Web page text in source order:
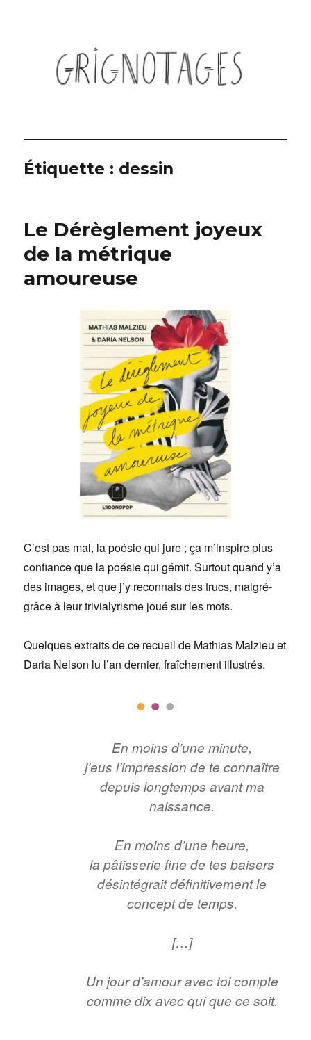
Étiquette : dessin
Le Dérèglement joyeux
de la métrique
amoureuse
C’est pas mal, la poésie qui jure ; ça m’inspire plus
confiance que la poésie qui gémit. Surtout quand y’a
des images, et que j’y reconnais des trucs, malgré-
grâce à leur trivialyrisme joué sur les mots.
Quelques extraits de ce recueil de Mathias Malzieu et
Daria Nelson lu l’an dernier, fraîchement illustrés.
En moins d’une minute,
j’eus l’impression de te connaître
depuis longtemps avant ma
naissance.
En moins d’une heure,
la pâtisserie fine de tes baisers
désintégrait définitivement le
concept de temps.
[…]
Un jour d’amour avec toi compte
comme dix avec qui que ce soit.